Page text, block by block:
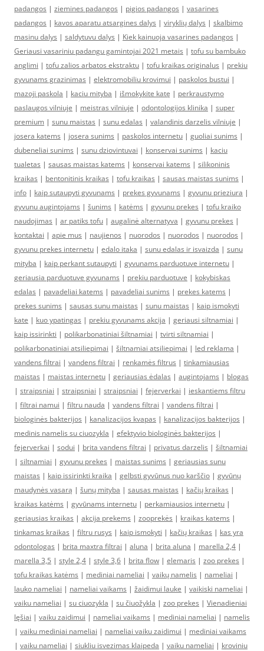
padangos | ziemines padangos | pigios padangos | vasarines
padangos | kavos aparatu atsargines dalys | viryklių dalys | skalbimo
masinu dalys | saldytuvu dalys | Kiek kainuoja vasarines padangos |
Geriausi vasariniu padangu gamintojai 2021 metais | tofu su bambuko
anglimi | tofu zalios arbatos ekstraktu | tofu kraikas originalus | prekiu
gyvunams grazinimas | elektromobiliu krovimui | paskolos bustui |
mazoji paskola | kaciu mityba | išmokykite katę | perkraustymo
paslaugos vilniuje | meistras vilniuje | odontologijos klinika | super
premium | sunu maistas | sunu edalas | valandinis darzelis vilniuje |
josera katems | josera sunims | paskolos internetu | guoliai sunims |
dubeneliai sunims | sunu dziovintuvai | konservai sunims | kaciu
tualetas | sausas maistas katems | konservai katems | silikoninis
kraikas | bentonitinis kraikas | tofu kraikas | sausas maistas sunims |
info | kaip sutaupyti gyvunams | prekes gyvunams | gyvunu prieziura |
gyvunu augintojams | šunims | katėms | gyvunu prekes | tofu kraiko
naudojimas | ar patiks tofu | augalinė alternatyva | gyvunu prekes |
kontaktai | apie mus | naujienos | nuorodos | nuorodos | nuorodos |
gyvunu prekes internetu | edalo itaka | sunu edalas ir isvaizda | sunu
mityba | kaip perkant sutaupyti | gyvunams parduotuve internetu |
geriausia parduotuve gyvunams | prekiu parduotuve | kokybiskas
edalas | pavadeliai katems | pavadeliai sunims | prekes katems |
prekes sunims | sausas sunu maistas | sunu maistas | kaip ismokyti
kate | kuo ypatingas | prekiu gyvunams akcija | geriausi siltnamiai |
kaip issirinkti | polikarbonatiniai šiltnamiai | tvirti siltnamiai |
polikarbonatiniai atsiliepimai | šiltnamiai atsiliepimai | led reklama |
vandens filtrai | vandens filtrai | renkamės filtrus | tinkamiausias
maistas | maistas internetu | geriausias ėdalas | augintojams | blogas
| straipsniai | straipsniai | straipsniai | fejerverkai | ieskantiems filtru
| filtrai namui | filtru nauda | vandens filtrai | vandens filtrai |
biologinės bakterijos | kanalizacijos kvapas | kanalizacijos bakterijos |
medinis namelis su ciuozykla | efektyvio biologinės bakterijos |
fejerverkai | sodui | brita vandens filtrai | privatus darzelis | šiltnamiai
| siltnamiai | gyvunu prekes | maistas sunims | geriausias sunu
maistas | kaip issirinkti kraika | gelbsti gyvūnus nuo karščio | gyvūnų
maudynės vasarą | šunų mityba | sausas maistas | kačių kraikas |
kraikas katėms | gyvūnams internetu | perkamiausios internetu |
geriausias kraikas | akcija prekems | zooprekės | kraikas katems |
tinkamas kraikas | filtru rusys | kaip ismokyti | kačių kraikas | kas yra
odontologas | brita maxtra filtrai | aluna | brita aluna | marella 2,4 |
marella 3,5 | style 2,4 | style 3,6 | brita flow | elemaris | zoo prekes |
tofu kraikas katėms | mediniai nameliai | vaikų namelis | nameliai |
lauko nameliai | nameliai vaikams | žaidimui lauke | vaikiski nameliai |
vaiku nameliai | su ciuozykla | su čiuožykla | zoo prekes | Vienadieniai
lęšiai | vaiku zaidimui | nameliai vaikams | mediniai nameliai | namelis
| vaiku mediniai nameliai | nameliai vaiku zaidimui | mediniai vaikams
| vaiku nameliai | siukliu isvezimas klaipeda | vaiku nameliai | kroviniu